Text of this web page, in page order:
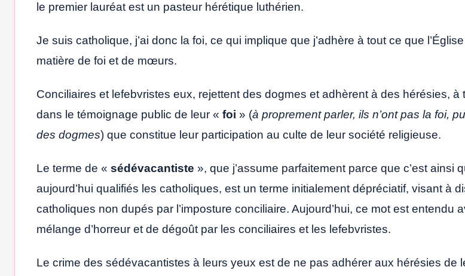
le premier lauréat est un pasteur hérétique luthérien.
Je suis catholique, j’ai donc la foi, ce qui implique que j’adhère à tout ce que
matière de foi et de mœurs.
Conciliaires et lefebvristes eux, rejettent des dogmes et adhèrent à des hérésies, à
dans le témoignage public de leur « foi » (à proprement parler, ils n’ont pas la foi,
des dogmes) que constitue leur participation au culte de leur société religieuse.
Le terme de « sédévacantiste », que j’assume parfaitement parce que c’est ainsi
aujourd’hui qualifiés les catholiques, est un terme initialement dépréciatif, visant à
catholiques non dupés par l’imposture conciliaire. Aujourd’hui, ce mot est entendu
mélange d’horreur et de dégoût par les conciliaires et les lefebvristes.
Le crime des sédévacantistes à leurs yeux est de ne pas adhérer aux hérésies de